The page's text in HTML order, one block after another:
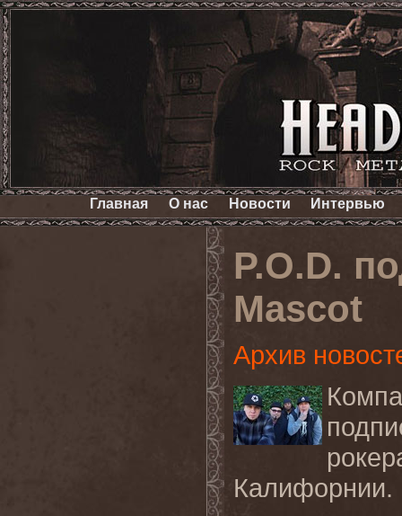
Главная О нас Новости Интервью
P.O.D.
Mascot
Архив
Калифорнии.